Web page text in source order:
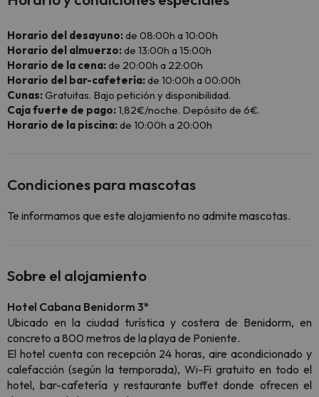
Horario del desayuno:de 08:00h a 10:00h
Horario del almuerzo:de 13:00h a 15:00h
Horario de la cena:de 20:00h a 22:00h
Horario del bar-cafetería:de 10:00h a 00:00h
Cunas:Gratuitas. Bajo petición y disponibilidad.
Caja fuerte de pago:1,82€/noche. Depósito de 6€.
Horario de la piscina:de 10:00h a 20:00h
Condiciones para mascotas
Te informamos que este alojamiento no admite mascotas.
Sobre el alojamiento
Hotel Cabana Benidorm 3*
Ubicado en la ciudad turística y costera de Benidorm, en
concreto a 800 metros de la playa de Poniente.
El hotel cuenta con recepción 24 horas, aire acondicionado y
calefacción (según la temporada), Wi-Fi gratuito en todo el
hotel, bar-cafetería y restaurante buffet donde ofrecen el